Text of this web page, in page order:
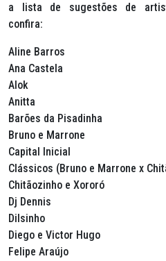
a lista de sugestões de
confira:
Aline Barros
Ana Castela
Alok
Anitta
Barões da Pisadinha
Bruno e Marrone
Capital Inicial
Clássicos (Bruno e Marrone x
Chitãozinho e Xororó
Dj Dennis
Dilsinho
Diego e Victor Hugo
Felipe Araújo